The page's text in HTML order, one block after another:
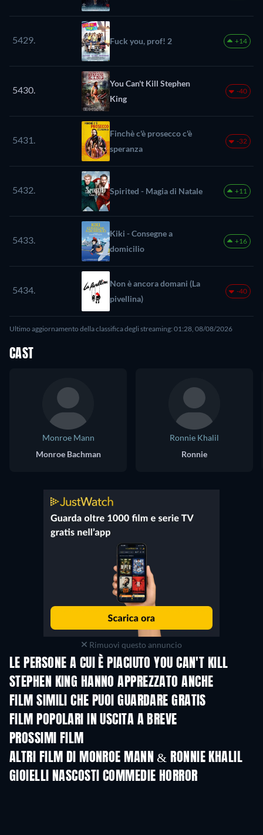
5429. Fuck you, prof! 2 +14
5430.
You Can't Kill Stephen
King
-40
5431.
Finchè c'è prosecco c'è
speranza
-32
5432. Spirited - Magia di Natale +11
5433.
Kiki - Consegne a
domicilio
+16
5434.
Non è ancora domani (La
pivellina)
-40
Ultimo aggiornamento della classifica degli streaming: 01:28, 08/08/2026
CAST
Monroe Mann
Monroe Bachman
Ronnie Khalil
Ronnie
Rimuovi questo annuncio
LE PERSONE A CUI È PIACIUTO YOU CAN'T KILL
STEPHEN KING HANNO APPREZZATO ANCHE
FILM SIMILI CHE PUOI GUARDARE GRATIS
FILM POPOLARI IN USCITA A BREVE
PROSSIMI FILM
ALTRI FILM DI MONROE MANN & RONNIE KHALIL
GIOIELLI NASCOSTI COMMEDIE HORROR